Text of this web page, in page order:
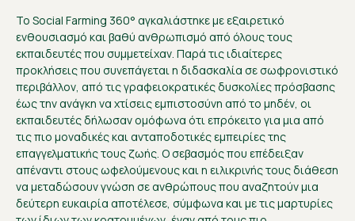
Το Social Farming 360° αγκαλιάστηκε με εξαιρετικό
ενθουσιασμό και βαθύ ανθρωπισμό από όλους τους
εκπαιδευτές που συμμετείχαν. Παρά τις ιδιαίτερες
προκλήσεις που συνεπάγεται η διδασκαλία σε σωφρονιστικό
περιβάλλον, από τις γραφειοκρατικές δυσκολίες πρόσβασης
έως την ανάγκη να χτίσεις εμπιστοσύνη από το μηδέν, οι
εκπαιδευτές δήλωσαν ομόφωνα ότι επρόκειτο για μια από
τις πιο μοναδικές και ανταποδοτικές εμπειρίες της
επαγγελματικής τους ζωής. Ο σεβασμός που επέδειξαν
απέναντι στους ωφελούμενους και η ειλικρινής τους διάθεση
να μεταδώσουν γνώση σε ανθρώπους που αναζητούν μια
δεύτερη ευκαιρία αποτέλεσε, σύμφωνα και με τις μαρτυρίες